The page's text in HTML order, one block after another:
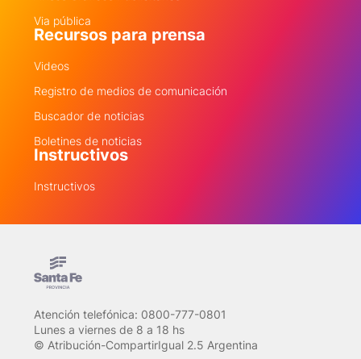
Via pública
Recursos para prensa
Videos
Registro de medios de comunicación
Buscador de noticias
Boletines de noticias
Instructivos
Instructivos
Atención telefónica: 0800-777-0801
Lunes a viernes de 8 a 18 hs
© Atribución-CompartirIgual 2.5 Argentina